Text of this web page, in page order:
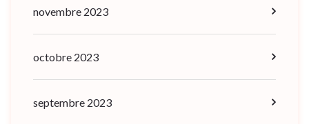
novembre 2023
octobre 2023
septembre 2023